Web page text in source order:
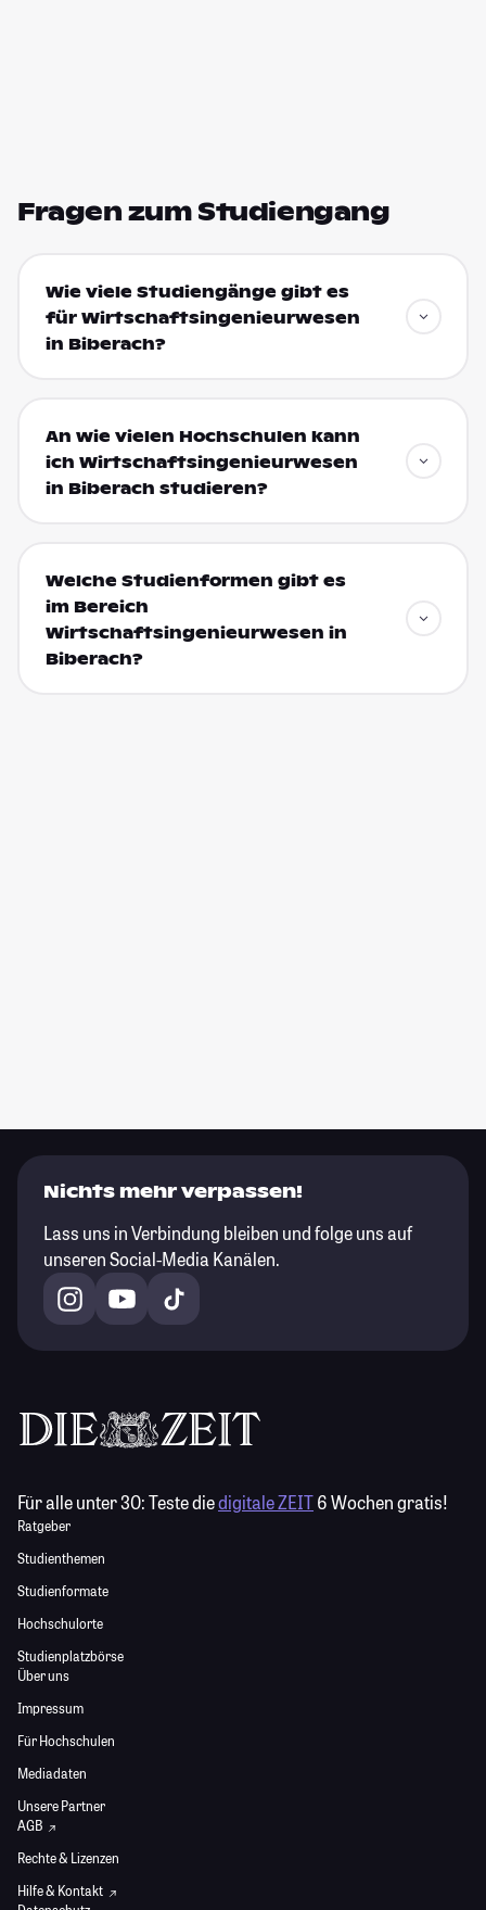
Fragen zum Studiengang
Wie viele Studiengänge gibt es
für Wirtschaftsingenieurwesen
in Biberach?
An wie vielen Hochschulen kann
ich Wirtschaftsingenieurwesen
in Biberach studieren?
Welche Studienformen gibt es
im Bereich
Wirtschaftsingenieurwesen in
Biberach?
Nichts mehr verpassen!
Lass uns in Verbindung bleiben und folge uns auf
unseren Social-Media Kanälen.
Für alle unter 30:Teste diedigitale ZEIT6 Wochen gratis!
Ratgeber
Studienthemen
Studienformate
Hochschulorte
Studienplatzbörse
Über uns
Impressum
Für Hochschulen
Mediadaten
Unsere Partner
AGB
Rechte & Lizenzen
Hilfe & Kontakt